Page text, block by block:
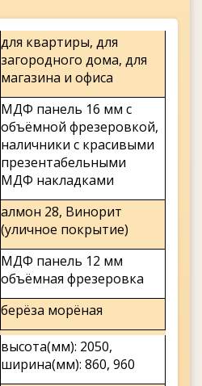
для квартиры, для
загородного дома, для
магазина и офиса
МДФ панель 16 мм с
объёмной фрезеровкой,
наличники с красивыми
презентабельными
МДФ накладками
алмон 28, Винорит
(уличное покрытие)
МДФ панель 12 мм
объёмная фрезеровка
берёза морёная
высота(мм): 2050,
ширина(мм): 860, 960